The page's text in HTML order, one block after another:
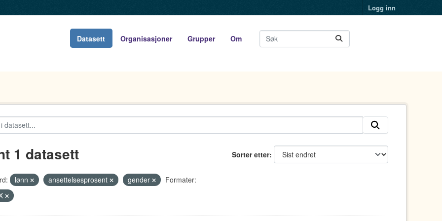
Logg inn
Datasett Organisasjoner Grupper Om
Sorter etter
1 datasett
lønn ansettelsesprosent gender
Formater: